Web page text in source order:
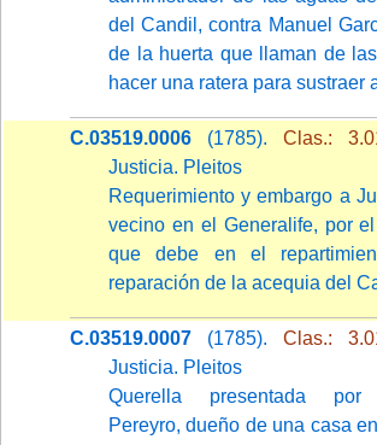
del Candil, contra Manuel
de la huerta que llaman de
hacer una ratera para sustraer
C.03519.0006 (1785). Clas.:
Justicia. Pleitos
Requerimiento y embargo a
vecino en el Generalife, por
que debe en el
reparación de la acequia del
C.03519.0007 (1785). Clas.:
Justicia. Pleitos
Querella presentada por
Pereyro, dueño de una casa